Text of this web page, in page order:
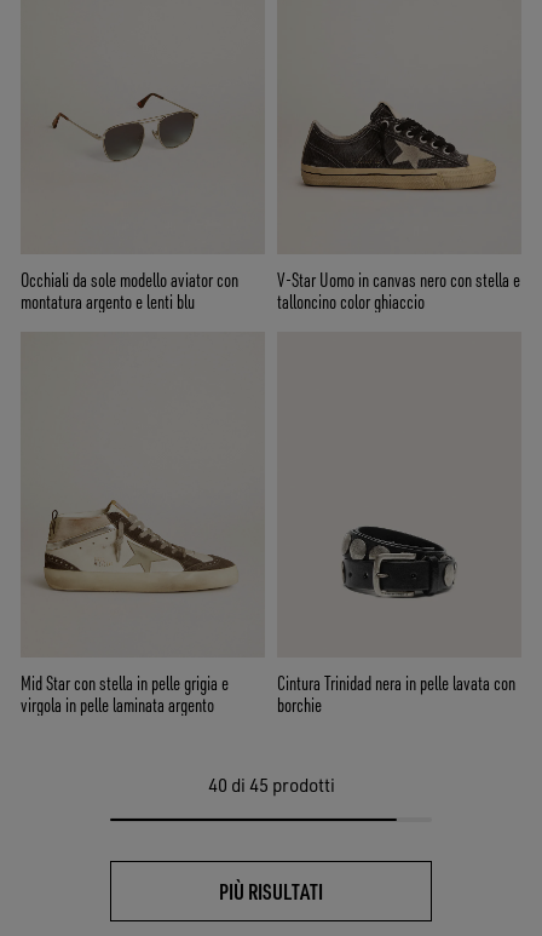
Occhiali da sole modello aviator con
montatura argento e lenti blu
V-Star Uomo in canvas nero con stella e
talloncino color ghiaccio
Mid Star con stella in pelle grigia e
virgola in pelle laminata argento
Cintura Trinidad nera in pelle lavata con
borchie
40 di 45 prodotti
PIÙ RISULTATI